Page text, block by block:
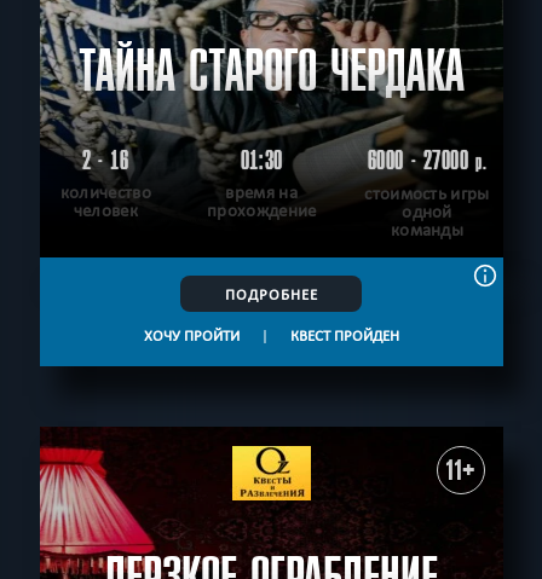
ТАЙНА СТАРОГО ЧЕРДАКА
2 - 16
количество
человек
01:30
время на
прохождение
6000 - 27000р.
стоимость игры
одной
команды
ПОДРОБНЕЕ
ХОЧУ ПРОЙТИ | КВЕСТ ПРОЙДЕН
11+